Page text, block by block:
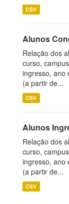
CSV
Alunos
Relação dos
curso,
ingresso, ano
(a partir de...
CSV
Alunos
Relação dos
curso,
ingresso, ano
(a partir de...
CSV